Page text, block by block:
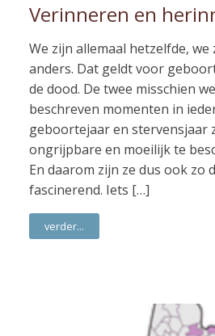
Verinneren en
We zijn allemaal hetzelfde, we
anders. Dat geldt voor
de dood. De twee misschien
beschreven momenten in
geboortejaar en stervensjaar
ongrijpbare en moeilijk te
En daarom zijn ze dus ook zo
fascinerend. Iets […]
verder...